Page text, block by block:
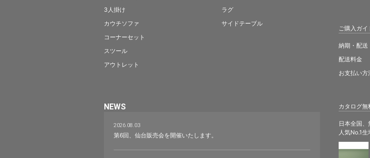
カタログ無
日本全国、
人気No.1生
3人掛け
カウチソファ
コーナーセット
スツール
アウトレット
ラグ
サイドテーブル
ご購入ガイ
納期・配送
配送料金
お支払い方
NEWS
2026.08.03
第6回、仙台販売会を開催いたします。